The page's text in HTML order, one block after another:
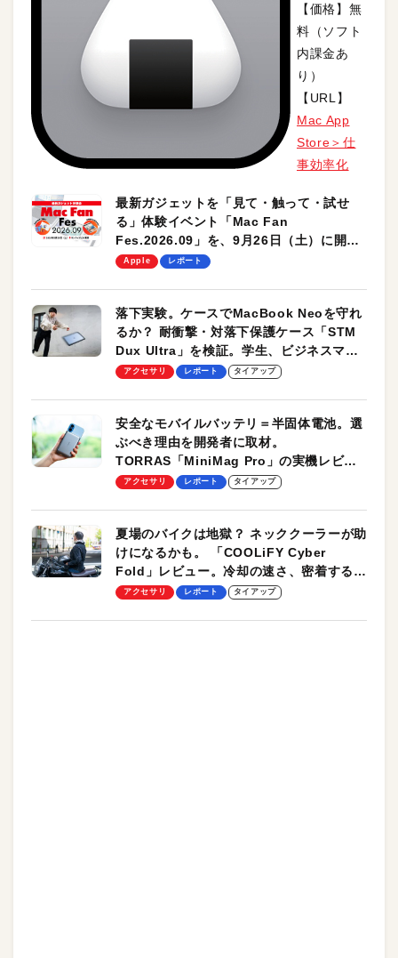
【価格】無
料（ソフト
内課金あ
り）
【URL】
Mac App
Store＞仕
事効率化
最新ガジェットを「見て・触って・試せ
る」体験イベント「Mac Fan
Fes.2026.09」を、9月26日（土）に開催
します！
Apple レポート
落下実験。ケースでMacBook Neoを守れ
るか？ 耐衝撃・対落下保護ケース「STM
Dux Ultra」を検証。学生、ビジネスマン
のモバイルユースに最適！
アクセサリ レポート タイアップ
安全なモバイルバッテリ＝半固体電池。選
ぶべき理由を開発者に取材。
TORRAS「MiniMag Pro」の実機レビュ
ーも
アクセサリ レポート タイアップ
夏場のバイクは地獄？ ネッククーラーが助
けになるかも。 「COOLiFY Cyber
Fold」レビュー。冷却の速さ、密着する冷
却プレート、シンプルな操作性がグッド！
アクセサリ レポート タイアップ